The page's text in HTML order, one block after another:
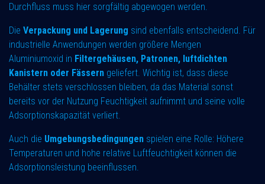
Durchfluss muss hier sorgfältig abgewogen werden.
Die Verpackung und Lagerung sind ebenfalls entscheidend. Für
industrielle Anwendungen werden größere Mengen
Aluminiumoxid in Filtergehäusen, Patronen, luftdichten
Kanistern oder Fässern geliefert. Wichtig ist, dass diese
Behälter stets verschlossen bleiben, da das Material sonst
bereits vor der Nutzung Feuchtigkeit aufnimmt und seine volle
Adsorptionskapazität verliert.
Auch die Umgebungsbedingungen spielen eine Rolle: Höhere
Temperaturen und hohe relative Luftfeuchtigkeit können die
Adsorptionsleistung beeinflussen.